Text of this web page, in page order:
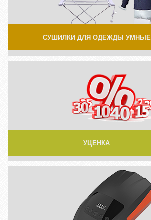
СУШИЛКИ ДЛЯ ОДЕЖДЫ УМНЫЕ
УЦЕНКА